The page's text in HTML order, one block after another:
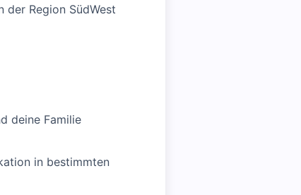
der Region SüdWest
deine Familie
in bestimmten